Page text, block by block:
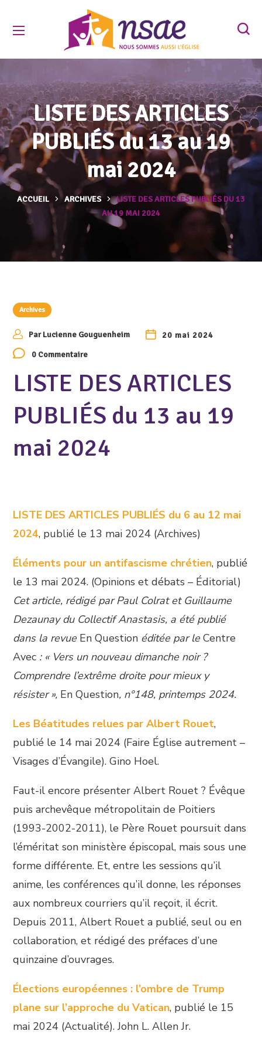
LISTE DES ARTICLES
PUBLIÉS du 13 au 19
mai 2024
ACCUEIL ARCHIVES
LISTE DES ARTICLES PUBLIÉS DU 13
AU 19 MAI 2024
Archives
ParLucienne Gouguenheim
20 mai 2024
0 Commentaire
LISTE DES ARTICLES
PUBLIÉS du 13 au 19
mai 2024
LISTE DES ARTICLES PUBLIÉS du 6 au 12 mai
2024, publié le 13 mai 2024 (Archives)
Éléments pour un antifascisme chrétien, publié
le 13 mai 2024. (Opinions et débats – Éditorial)
Cet article, rédigé par Paul Colrat et Guillaume
Dezaunay du Collectif Anastasis, a été publié
dans la revue En Question éditée par leCentre
Avec : « Vers un nouveau dimanche noir ?
Comprendre l’extrême droite pour mieux y
résister », En Question, n°148, printemps 2024.
Les Béatitudes relues par Albert Rouet,
publié le 14 mai 2024 (Faire Église autrement –
Visages d’Évangile). Gino Hoel.
Faut-il encore présenter Albert Rouet ? Évêque
puis archevêque métropolitain de Poitiers
(1993-2002-2011), le Père Rouet poursuit dans
l’éméritat son ministère épiscopal, mais sous une
forme différente. Et, entre les sessions qu’il
anime, les conférences qu’il donne, les réponses
aux nombreux courriers qu’il reçoit, il écrit.
Depuis 2011, Albert Rouet a publié, seul ou en
collaboration, et rédigé des préfaces d’une
quinzaine d’ouvrages.
Élections européennes : l’ombre de Trump
plane sur l’approche du Vatican, publié le 15
mai 2024 (Actualité). John L. Allen Jr.